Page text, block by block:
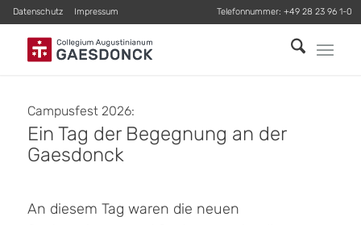
Datenschutz Impressum Telefonnummer: +49 28 23 96 1-0
Campusfest 2026:
Ein Tag der Begegnung an der
Gaesdonck
An diesem Tag waren die neuen